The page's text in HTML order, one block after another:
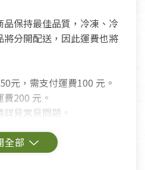
保持最佳品質，冷凍、冷
分開配送，因此運費也將
元，需支付運費100 元。
200 元。
見常見問題。